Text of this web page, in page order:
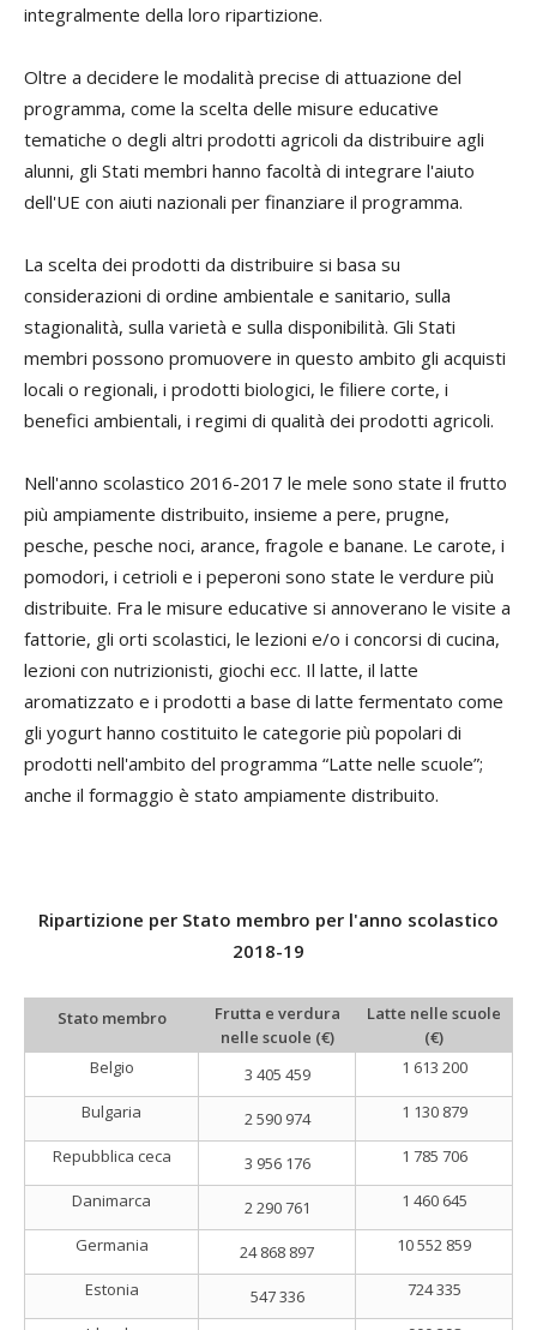
integralmente della loro ripartizione.
Oltre a decidere le modalità precise di attuazione del
programma, come la scelta delle misure educative
tematiche o degli altri prodotti agricoli da distribuire agli
alunni, gli Stati membri hanno facoltà di integrare l'aiuto
dell'UE con aiuti nazionali per finanziare il programma.
La scelta dei prodotti da distribuire si basa su
considerazioni di ordine ambientale e sanitario, sulla
stagionalità, sulla varietà e sulla disponibilità. Gli Stati
membri possono promuovere in questo ambito gli acquisti
locali o regionali, i prodotti biologici, le filiere corte, i
benefici ambientali, i regimi di qualità dei prodotti agricoli.
Nell'anno scolastico 2016-2017 le mele sono state il frutto
più ampiamente distribuito, insieme a pere, prugne,
pesche, pesche noci, arance, fragole e banane. Le carote, i
pomodori, i cetrioli e i peperoni sono state le verdure più
distribuite. Fra le misure educative si annoverano le visite a
fattorie, gli orti scolastici, le lezioni e/o i concorsi di cucina,
lezioni con nutrizionisti, giochi ecc. Il latte, il latte
aromatizzato e i prodotti a base di latte fermentato come
gli yogurt hanno costituito le categorie più popolari di
prodotti nell'ambito del programma “Latte nelle scuole”;
anche il formaggio è stato ampiamente distribuito.
Ripartizione per Stato membro per l'anno scolastico
2018-19
Stato membro
Frutta e verdura
nelle scuole (€)
Latte nelle scuole
(€)
Belgio
3 405 459 1 613 200
Bulgaria 2 590 974 1 130 879
Repubblica ceca 3 956 176 1 785 706
Danimarca 2 290 761 1 460 645
Germania 24 868 897 10 552 859
Estonia 547 336 724 335